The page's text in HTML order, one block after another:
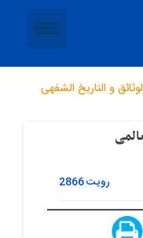
و التاریخ الشفهی
رویت2866